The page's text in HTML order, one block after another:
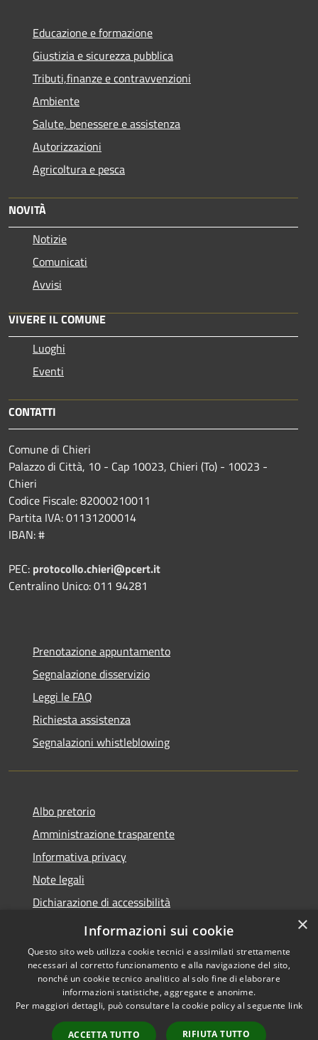
Educazione e formazione
Giustizia e sicurezza pubblica
Tributi,finanze e contravvenzioni
Ambiente
Salute, benessere e assistenza
Autorizzazioni
Agricoltura e pesca
NOVITÀ
Notizie
Comunicati
Avvisi
VIVERE IL COMUNE
Luoghi
Eventi
CONTATTI
Comune di Chieri
Palazzo di Città, 10 - Cap 10023, Chieri (To) - 10023 -
Chieri
Codice Fiscale: 82000210011
Partita IVA: 01131200014
IBAN: #
PEC: protocollo.chieri@pcert.it
Centralino Unico: 011 94281
Prenotazione appuntamento
Segnalazione disservizio
Leggi le FAQ
Richiesta assistenza
Segnalazioni whistleblowing
Albo pretorio
Amministrazione trasparente
Informativa privacy
Note legali
Dichiarazione di accessibilità
Meccanismo di Feedback
Accessibilità
Copyright © 2026 • Comune di
Chieri • Powered by
Municipium•
Accesso
×
Informazioni sui cookie
Questo sito web utilizza cookie tecnici e assimilati strettamente
necessari al corretto funzionamento e alla navigazione del sito,
nonché un cookie tecnico analitico al solo fine di elaborare
informazioni statistiche, aggregate e anonime.
Per maggiori dettagli, può consultare la cookie policy al seguente link
ACCETTA TUTTO RIFIUTA TUTTO